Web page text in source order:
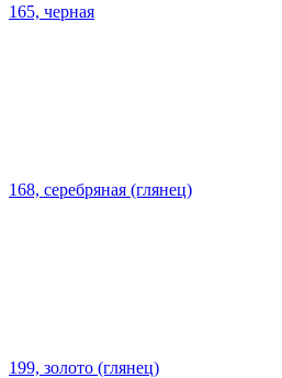
165, черная
168, серебряная (глянец)
199, золото (глянец)